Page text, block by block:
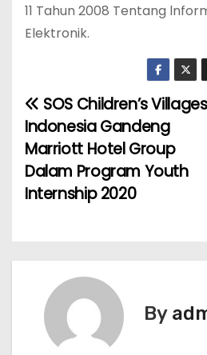
11 Tahun 2008 Tentang
Elektronik.
N
a
v
SOS Children’s Villages
Indonesia Gandeng
Marriott Hotel Group
Dalam Program Youth
Internship 2020
By